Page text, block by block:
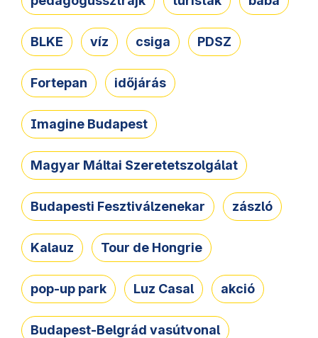
BLKE víz csiga PDSZ
Fortepan időjárás
Imagine Budapest
Magyar Máltai Szeretetszolgálat
Budapesti Fesztiválzenekar zászló
Kalauz Tour de Hongrie
pop-up park Luz Casal akció
Budapest-Belgrád vasútvonal